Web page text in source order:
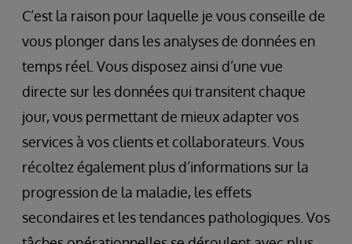
C’est la raison pour laquelle je vous conseille de
vous plonger dans les analyses de données en
temps réel. Vous disposez ainsi d’une vue
directe sur les données qui transitent chaque
jour, vous permettant de mieux adapter vos
services à vos clients et collaborateurs. Vous
récoltez également plus d’informations sur la
progression de la maladie, les effets
secondaires et les tendances pathologiques. Vos